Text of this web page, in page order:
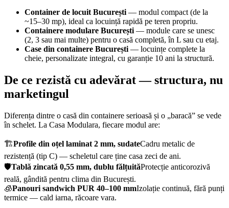
Container de locuit București — modul compact (de la
~15–30 mp), ideal ca locuință rapidă pe teren propriu.
Containere modulare București — module care se unesc
(2, 3 sau mai multe) pentru o casă completă, în L sau cu etaj.
Case din containere București — locuințe complete la
cheie, personalizate integral, cu garanție 10 ani la structură.
De ce rezistă cu adevărat — structura, nu
marketingul
Diferența dintre o casă din containere serioasă și o „baracă” se vede
în schelet. La Casa Modulara, fiecare modul are:
🏗️Profile din oțel laminat 2 mm, sudateCadru metalic de
rezistență (tip C) — scheletul care ține casa zeci de ani.
🛡️Tablă zincată 0,55 mm, dublu fălțuităProtecție anticorozivă
reală, gândită pentru clima din București.
🧊Panouri sandwich PUR 40–100 mmIzolație continuă, fără punți
termice — cald iarna, răcoare vara.